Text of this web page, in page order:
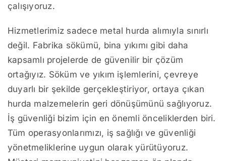
çalışıyoruz.
Hizmetlerimiz sadece metal hurda alımıyla sınırlı
değil. Fabrika sökümü, bina yıkımı gibi daha
kapsamlı projelerde de güvenilir bir çözüm
ortağıyız. Söküm ve yıkım işlemlerini, çevreye
duyarlı bir şekilde gerçekleştiriyor, ortaya çıkan
hurda malzemelerin geri dönüşümünü sağlıyoruz.
İş güvenliği bizim için en önemli önceliklerden biri.
Tüm operasyonlarımızı, iş sağlığı ve güvenliği
yönetmeliklerine uygun olarak yürütüyoruz.